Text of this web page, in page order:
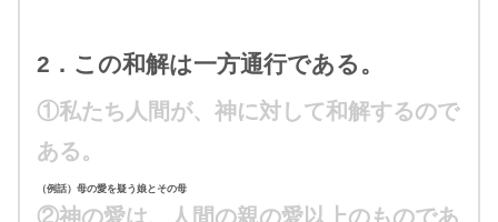
2．この和解は一方通行である。
①私たち人間が、神に対して和解するので
ある。
（例話）母の愛を疑う娘とその母
②神の愛は、人間の親の愛以上のものであ